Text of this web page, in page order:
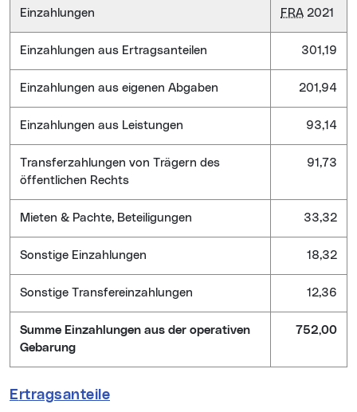
Einzahlungen FRA 2021
Einzahlungen aus Ertragsanteilen 301,19
Einzahlungen aus eigenen Abgaben 201,94
Einzahlungen aus Leistungen 93,14
Transferzahlungen von Trägern des
öffentlichen Rechts
91,73
Mieten & Pachte, Beteiligungen 33,32
Sonstige Einzahlungen 18,32
Sonstige Transfereinzahlungen 12,36
Summe Einzahlungen aus der operativen
Gebarung
752,00
Ertragsanteile